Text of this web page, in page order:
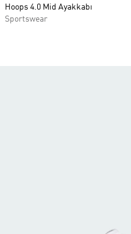
Hoops 4.0 Mid Ayakkabı
Sportswear